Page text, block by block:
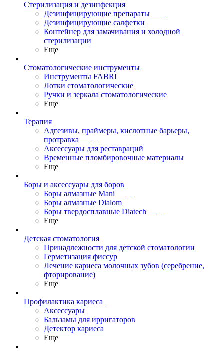
Стерилизация и дезинфекция
Дезинфицирующие препараты
Дезинфицирующие салфетки
Контейнер для замачивания и холодной
стерилизации
Еще
Стоматологические инструменты
Инструменты FABRI
Лотки стоматологические
Ручки и зеркала стоматологические
Еще
Терапия
Адгезивы, праймеры, кислотные барьеры,
протравка
Аксессуары для реставраций
Временные пломбировочные материалы
Еще
Боры и аксессуары для боров
Боры алмазные Mani
Боры алмазные Dialom
Боры твердосплавные Diatech
Еще
Детская стоматология
Принадлежности для детской стоматологии
Герметизация фиссур
Лечение кариеса молочных зубов (серебрение,
фторирование)
Еще
Профилактика кариеса
Аксессуары
Бальзамы для ирригаторов
Детектор кариеса
Еще